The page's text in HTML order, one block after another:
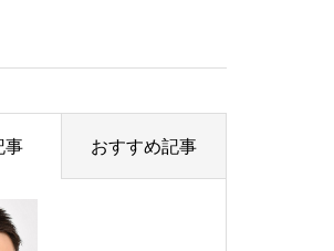
高齢者サポート
事 おすすめ記事